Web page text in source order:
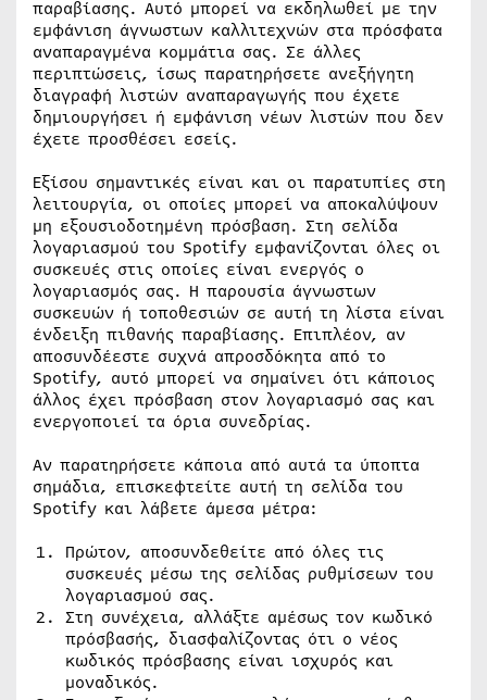
παραβίασης. Αυτό μπορεί να εκδηλωθεί με την
εμφάνιση άγνωστων καλλιτεχνών στα πρόσφατα
αναπαραγμένα κομμάτια σας. Σε άλλες
περιπτώσεις, ίσως παρατηρήσετε ανεξήγητη
διαγραφή λιστών αναπαραγωγής που έχετε
δημιουργήσει ή εμφάνιση νέων λιστών που δεν
έχετε προσθέσει εσείς.
Εξίσου σημαντικές είναι και οι παρατυπίες στη
λειτουργία, οι οποίες μπορεί να αποκαλύψουν
μη εξουσιοδοτημένη πρόσβαση. Στη σελίδα
λογαριασμού του Spotify εμφανίζονται όλες οι
συσκευές στις οποίες είναι ενεργός ο
λογαριασμός σας. Η παρουσία άγνωστων
συσκευών ή τοποθεσιών σε αυτή τη λίστα είναι
ένδειξη πιθανής παραβίασης. Επιπλέον, αν
αποσυνδέεστε συχνά απροσδόκητα από το
Spotify, αυτό μπορεί να σημαίνει ότι κάποιος
άλλος έχει πρόσβαση στον λογαριασμό σας και
ενεργοποιεί τα όρια συνεδρίας.
Αν παρατηρήσετε κάποια από αυτά τα ύποπτα
σημάδια, επισκεφτείτε αυτή τη σελίδα του
Spotify και λάβετε άμεσα μέτρα:
Πρώτον, αποσυνδεθείτε από όλες τις
συσκευές μέσω της σελίδας ρυθμίσεων του
λογαριασμού σας.
Στη συνέχεια, αλλάξτε αμέσως τον κωδικό
πρόσβασής, διασφαλίζοντας ότι ο νέος
κωδικός πρόσβασης είναι ισχυρός και
μοναδικός.